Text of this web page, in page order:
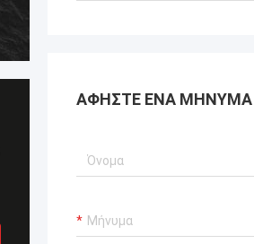
ΑΦΉΣΤΕ ΈΝΑ ΜΉΝΥΜΑ